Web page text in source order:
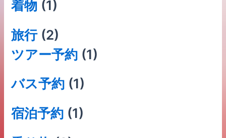
着物 (1)
旅行(2)
ツアー予約 (1)
バス予約 (1)
宿泊予約 (1)